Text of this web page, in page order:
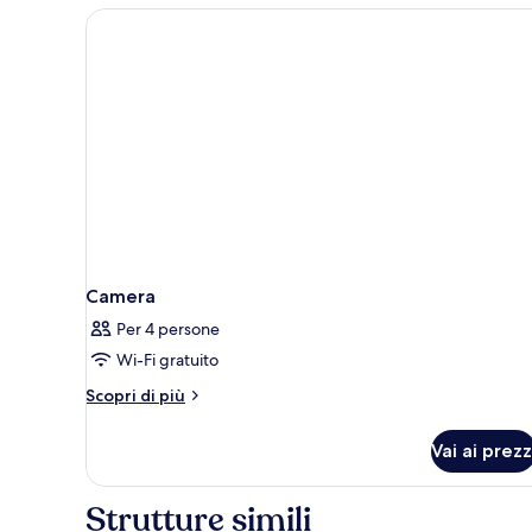
Camera
Per 4 persone
Wi-Fi gratuito
Scopri di più
Altri
Vai ai
Strutture simili